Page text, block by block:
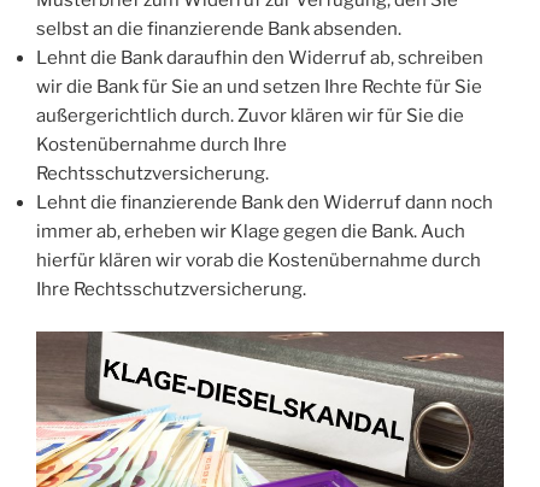
selbst an die finanzierende Bank absenden.
Lehnt die Bank daraufhin den Widerruf ab, schreiben
wir die Bank für Sie an und setzen Ihre Rechte für Sie
außergerichtlich durch. Zuvor klären wir für Sie die
Kostenübernahme durch Ihre
Rechtsschutzversicherung.
Lehnt die finanzierende Bank den Widerruf dann noch
immer ab, erheben wir Klage gegen die Bank. Auch
hierfür klären wir vorab die Kostenübernahme durch
Ihre Rechtsschutzversicherung.